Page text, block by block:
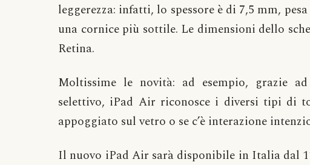
leggerezza: infatti, lo spessore è di 7,5 mm,
una cornice più sottile. Le dimensioni dello
Retina.
Moltissime le novità: ad esempio, grazie
selettivo, iPad Air riconosce i diversi tipi di
appoggiato sul vetro o se c’è interazione
Il nuovo iPad Air sarà disponibile in Italia dal